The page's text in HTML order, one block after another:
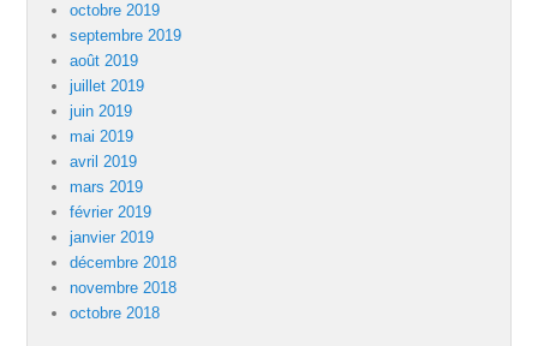
octobre 2019
septembre 2019
août 2019
juillet 2019
juin 2019
mai 2019
avril 2019
mars 2019
février 2019
janvier 2019
décembre 2018
novembre 2018
octobre 2018